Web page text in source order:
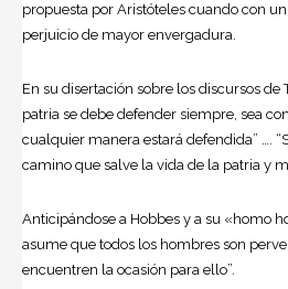
propuesta por Aristóteles cuando con
perjuicio de mayor envergadura.
En su disertación sobre los discursos de
patria se debe defender siempre, sea
cualquier manera estará defendida” ….
camino que salve la vida de la patria y
Anticipándose a Hobbes y a su «homo
asume que todos los hombres son
encuentren la ocasión para ello”.